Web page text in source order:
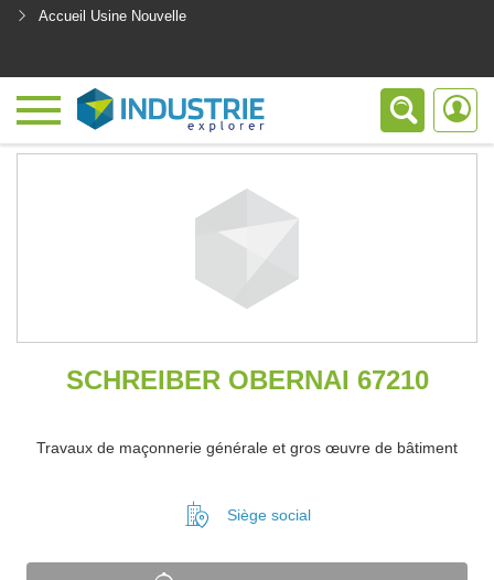
Accueil Usine Nouvelle
SCHREIBER OBERNAI 67210
Travaux de maçonnerie générale et gros œuvre de bâtiment
Siège social